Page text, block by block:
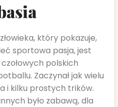
który pokazuje,
sportowa pasja, jest
polskich
Zaczynał jak wielu
i kilku prostych trików.
było zabawą, dla